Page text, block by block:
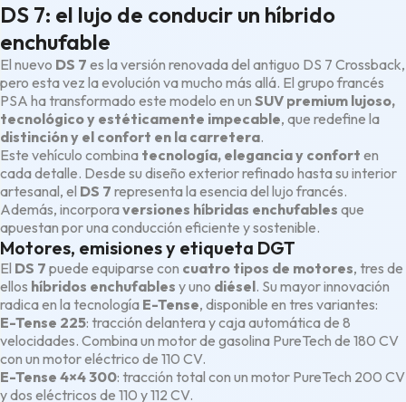
DS 7: el lujo de conducir un híbrido
enchufable
El nuevo DS 7 es la versión renovada del antiguo DS 7 Crossback,
pero esta vez la evolución va mucho más allá. El grupo francés
PSA ha transformado este modelo en un SUV premium lujoso,
tecnológico y estéticamente impecable, que redefine la
distinción y el confort en la carretera.
Este vehículo combina tecnología, elegancia y confort en
cada detalle. Desde su diseño exterior refinado hasta su interior
artesanal, el DS 7 representa la esencia del lujo francés.
Además, incorporaversiones híbridas enchufables que
apuestan por una conducción eficiente y sostenible.
Motores, emisiones y etiqueta DGT
El DS 7 puede equiparse con cuatro tipos de motores, tres de
ellos híbridos enchufables y uno diésel. Su mayor innovación
radica en la tecnología E-Tense, disponible en tres variantes:
E-Tense 225: tracción delantera y caja automática de 8
velocidades. Combina un motor de gasolina PureTech de 180 CV
con un motor eléctrico de 110 CV.
E-Tense 4×4 300: tracción total con un motor PureTech 200 CV
y dos eléctricos de 110 y 112 CV.